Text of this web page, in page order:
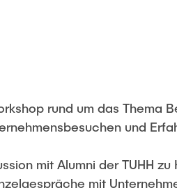
rund um das Thema
und
mit Alumni der TUHH
mit